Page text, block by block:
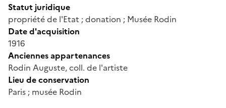
Statut juridique
propriété de l'Etat ; donation ; Musée Rodin
Date d'acquisition
1916
Anciennes appartenances
Rodin Auguste, coll. de l'artiste
Lieu de conservation
Paris ; musée Rodin